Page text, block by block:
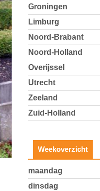
Groningen
Limburg
Noord-Brabant
Noord-Holland
Overijssel
Utrecht
Zeeland
Zuid-Holland
Weekoverzicht
maandag
dinsdag